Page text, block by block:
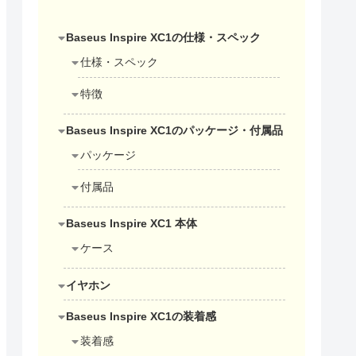
Baseus Inspire XC1の仕様・スペック
仕様・スペック
特徴
Baseus Inspire XC1のパッケージ・付属品
パッケージ
付属品
Baseus Inspire XC1 本体
ケース
イヤホン
Baseus Inspire XC1の装着感
装着感